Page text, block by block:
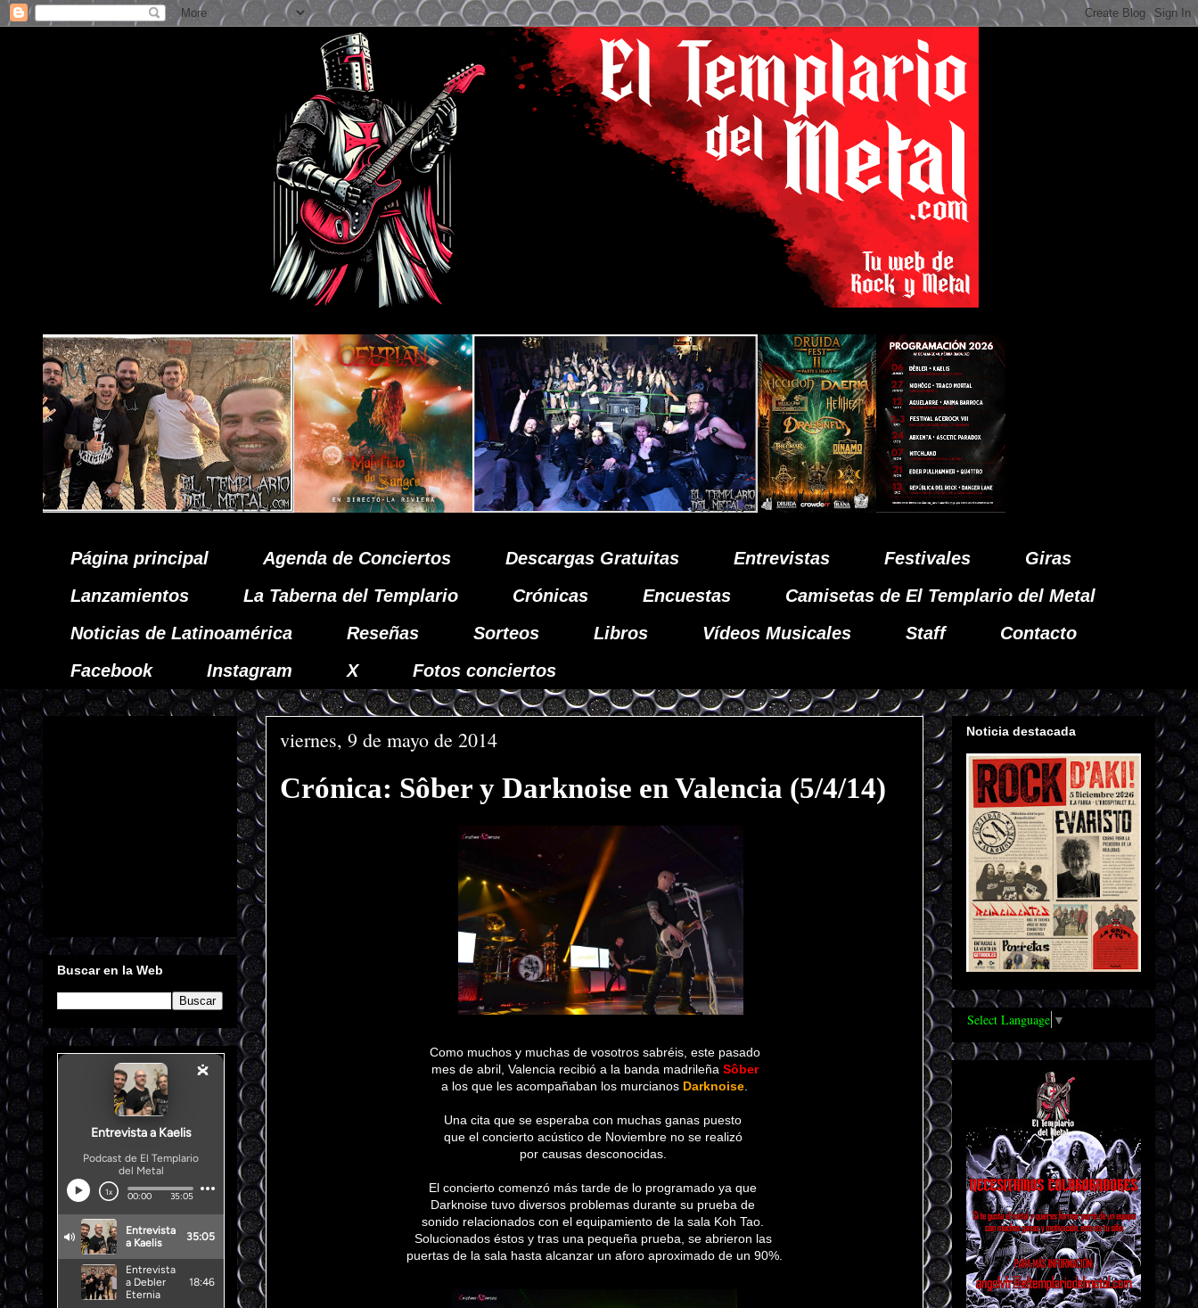
Página principal Agenda de Conciertos Descargas Gratuitas Entrevistas Festivales
Giras
Lanzamientos
La Taberna del Templario Crónicas Encuestas
Camisetas de El Templario del Metal
Noticias de Latinoamérica
Reseñas Sorteos Libros Vídeos Musicales Staff
Contacto
Facebook
Instagram X Fotos conciertos
viernes, 9 de mayo de 2014
Crónica: Sôber y Darknoise en Valencia (5/4/14)
Como muchos y muchas de vosotros sabréis, este pasado
mes de abril, Valencia recibió a la banda madrileña Sôber
a los que les acompañaban los murcianos Darknoise
Una cita que se esperaba con muchas ganas puesto
que elconcierto acústico de Noviembre no se realizó
por causas desconocidas.
El concierto comenzó más tarde de lo programado ya que
Darknoise tuvo diversos problemas durante su prueba de
sonido relacionados con el equipamiento de la sala Koh Tao.
Solucionados éstos y tras una pequeña prueba, se abrieron las
puertas de la sala hasta alcanzar un aforo aproximado de un 90%.
Buscar en la Web
Noticia destacada
Select Language ▼